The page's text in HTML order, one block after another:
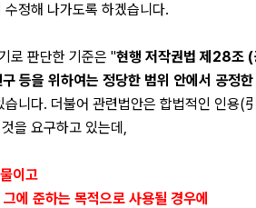
정해 나가도록 하겠습니다.
로 판단한 기준은 "현행 저작권법 제28조 (
등을 위하여는 정당한 범위 안에서 공정한
니다. 더불어 관련법안은 합법적인 인용(
을 요구하고 있는데,
이고
에 준하는 목적으로 사용될 경우에